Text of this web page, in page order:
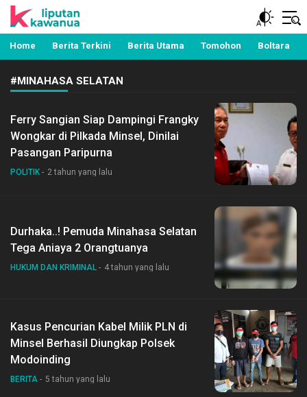
Liputan Kawanua
Berita Manado, Sulawesi Utara, Kawanua, Politik,
Pemerintahan, Hukum Kriminal dan Nasional
Home Berita Terkini Berita Utama Tomohon Boltara
#MINAHASA SELATAN
Ferry Sangian Siap Dampingi Frangky
Wongkar di Pilkada Minsel, Dinilai
Pasangan Paripurna
POLITIK 2 tahun yang lalu
Durhaka..! Pemuda Minahasa Selatan
Tega Aniaya 2 Orangtuanya
HUKUM DAN KRIMINAL 4 tahun yang lalu
Kasus Pencurian Kabel Milik PLN di
Minsel Berhasil Diungkap Polsek
Modoinding
BERITA 5 tahun yang lalu